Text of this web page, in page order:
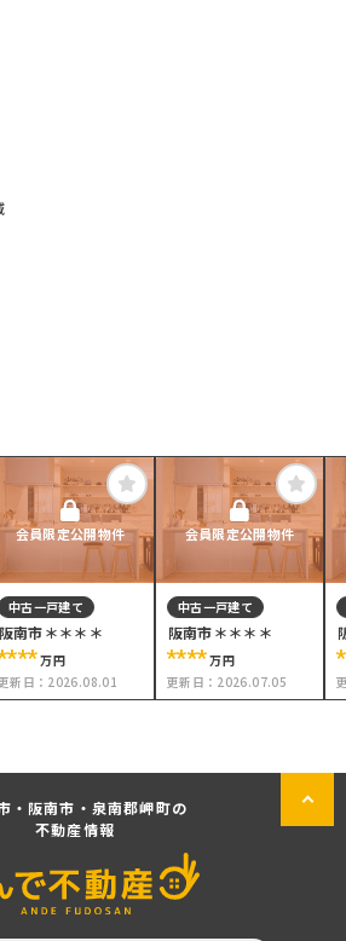
会員限定公開物件
中古一戸建て
阪南市＊＊＊＊
万円
新日： 2026.08.01
会員限定公開物件
中古一戸建て
阪南市＊＊＊＊
****万円
更新日： 2026.07.05
・阪南市・泉南郡岬町の
不動産情報